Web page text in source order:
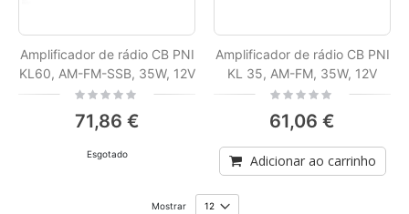
Amplificador de rádio CB PNI
KL60, AM-FM-SSB, 35W, 12V
Rating:
71,86 €
Esgotado
Amplificador de rádio CB PNI
KL 35, AM-FM, 35W, 12V
Rating:
61,06 €
Adicionar ao carrinho
Mostrar